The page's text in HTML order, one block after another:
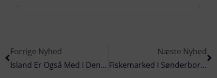
Forrige Nyhed
Island Er Også Med I Den Store Investeringsbølge Af Nybyggerier
Næste Nyhed
Fiskemarked I Sønderborg 2017